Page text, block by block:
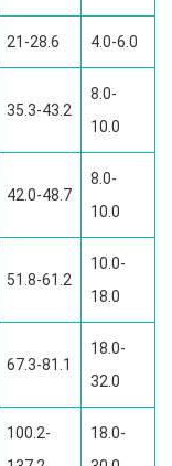
21-28.6 4.0-6.0
35.3-43.2
8.0-
10.0
42.0-48.7
8.0-
10.0
51.8-61.2
10.0-
18.0
67.3-81.1
18.0-
32.0
100.2-
18.0-